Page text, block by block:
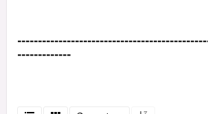
-------------